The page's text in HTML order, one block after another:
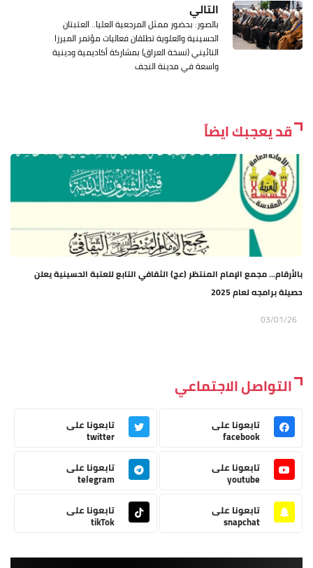
التالي
بالصور: بحضور ممثل المرجعية العليا.. العتبتان
الحسينية والعلوية تطلقان فعاليات مؤتمر الميرزا
النائيني (نسخة العراق) بمشاركة أكاديمية ودينية
واسعة في مدينة النجف
قد يعجبك ايضاً
بالأرقام… مجمع الإمام المنتظر (عج) الثقافي التابع للعتبة الحسينية يعلن
حصيلة برامجه لعام 2025
03/01/26
التواصل الاجتماعي
تابعونا على
facebook
تابعونا على
twitter
تابعونا على
youtube
تابعونا على
telegram
تابعونا على
snapchat
تابعونا على
tikTok